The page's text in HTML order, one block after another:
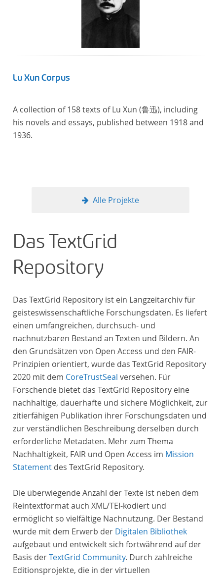
Lu Xun Corpus
A collection of 158 texts of Lu Xun (鲁迅), including
his novels and essays, published between 1918 and
1936.
Alle Projekte
Das TextGrid
Repository
Das TextGrid Repository ist ein Langzeitarchiv für
geisteswissenschaftliche Forschungsdaten. Es liefert
einen umfangreichen, durchsuch- und
nachnutzbaren Bestand an Texten und Bildern. An
den Grundsätzen von Open Access und den FAIR-
Prinzipien orientiert, wurde das TextGrid Repository
2020 mit dem CoreTrustSeal versehen. Für
Forschende bietet das TextGrid Repository eine
nachhaltige, dauerhafte und sichere Möglichkeit, zur
zitierfähigen Publikation ihrer Forschungsdaten und
zur verständlichen Beschreibung derselben durch
erforderliche Metadaten. Mehr zum Thema
Nachhaltigkeit, FAIR und Open Access im Mission
Statement des TextGrid Repository.
Die überwiegende Anzahl der Texte ist neben dem
Reintextformat auch XML/TEI-kodiert und
ermöglicht so vielfältige Nachnutzung. Der Bestand
wurde mit dem Erwerb der Digitalen Bibliothek
aufgebaut und entwickelt sich fortwährend auf der
Basis derTextGrid Community. Durch zahlreiche
Editionsprojekte, die in der virtuellen